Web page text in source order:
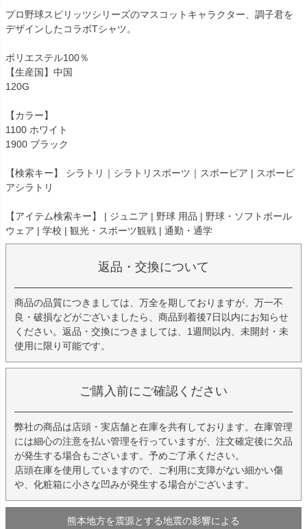
プロ野球スピリッツシリーズのマスコットキャラクター、調子君を
デザインしたコラボTシャツ。
ポリエステル100％
【生産国】中国
120G
【カラー】
1100 ホワイト
1900 ブラック
【検索キー】 シラトリ｜シラトリスポーツ｜スポーピア | スポーピ
アシラトリ
【アイテム検索キー】 | ジュニア | 野球 用品 | 野球・ソフトボール
ウェア | 学校 | 観光・スポーツ観戦 | 通勤・通学
返品・交換について
商品の品質につきましては、万全を期しておりますが、万一不
良・破損などがございましたら、商品到着後7日以内にお知らせ
ください。返品・交換につきましては、1週間以内、未開封・未
使用に限り可能です。
ご購入前にご確認ください
弊社の商品は店頭・実店舗と在庫を共有しております。在庫管理
には細心の注意を払い管理を行っていますが、注文確定後に欠品
が発生する場合もございます。予めご了承ください。
店頭在庫を使用していますので、ご利用に支障がない細かい傷
や、化粧箱に小さな凹みが発生する場合がございます。
熊本地方を震源とする地震の影響による